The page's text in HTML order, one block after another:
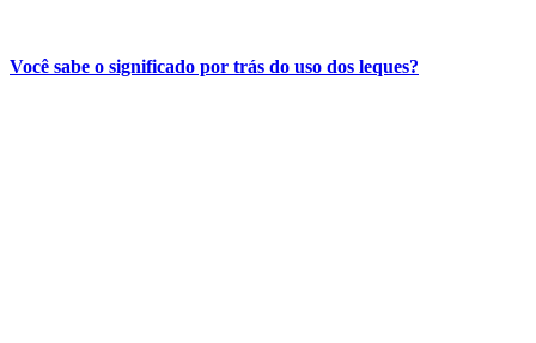
Você sabe o significado por trás do uso dos leques?